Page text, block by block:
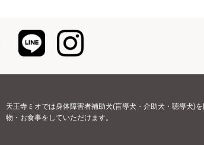
天王寺ミオでは身体障害者補助犬(盲導犬・介助犬・聴導犬)
物・お食事をしていただけます。